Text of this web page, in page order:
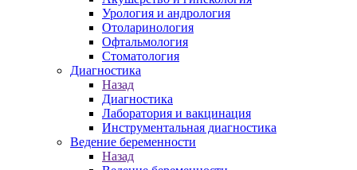
Урология и андрология
Отоларинология
Офтальмология
Стоматология
Диагностика
Назад
Диагностика
Лаборатория и вакцинация
Инструментальная диагностика
Ведение беременности
Назад